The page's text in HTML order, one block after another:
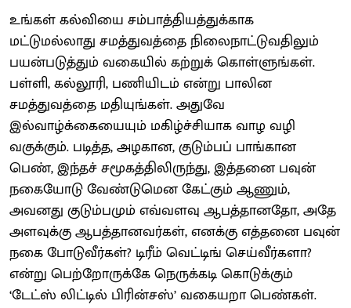
உங்கள் கல்வியை சம்பாத்தியத்துக்காக
மட்டுமல்லாது சமத்துவத்தை நிலைநாட்டுவதிலும்
பயன்படுத்தும் வகையில் கற்றுக் கொள்ளுங்கள்.
பள்ளி, கல்லூரி, பணியிடம் என்று பாலின
சமத்துவத்தை மதியுங்கள். அதுவே
இல்வாழ்க்கையையும் மகிழ்ச்சியாக வாழ வழி
வகுக்கும். படித்த, அழகான, குடும்பப் பாங்கான
பெண், இந்தச் சமூகத்திலிருந்து, இத்தனை பவுன்
நகையோடு வேண்டுமென கேட்கும் ஆணும்,
அவனது குடும்பமும் எவ்வளவு ஆபத்தானதோ, அதே
அளவுக்கு ஆபத்தானவர்கள், எனக்கு எத்தனை பவுன்
நகை போடுவீர்கள்? டிரீம் வெட்டிங் செய்வீர்களா?
என்று பெற்றோருக்கே நெருக்கடி கொடுக்கும்
‘டேட்ஸ் லிட்டில் பிரின்சஸ்’ வகையறா பெண்கள்.